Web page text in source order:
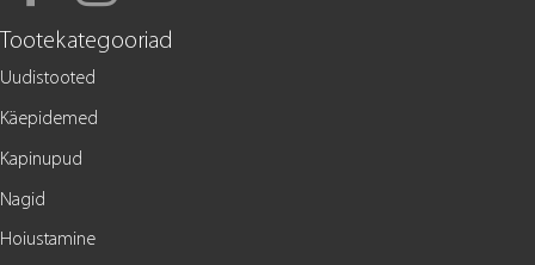
Tootekategooriad
Uudistooted
Käepidemed
Kapinupud
Nagid
Hoiustamine